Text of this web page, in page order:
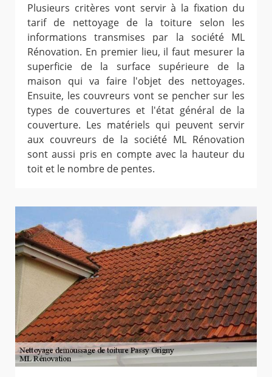
Plusieurs critères vont servir à la fixation du
tarif de nettoyage de la toiture selon les
informations transmises par la société ML
Rénovation. En premier lieu, il faut mesurer la
superficie de la surface supérieure de la
maison qui va faire l'objet des nettoyages.
Ensuite, les couvreurs vont se pencher sur les
types de couvertures et l'état général de la
couverture. Les matériels qui peuvent servir
aux couvreurs de la société ML Rénovation
sont aussi pris en compte avec la hauteur du
toit et le nombre de pentes.